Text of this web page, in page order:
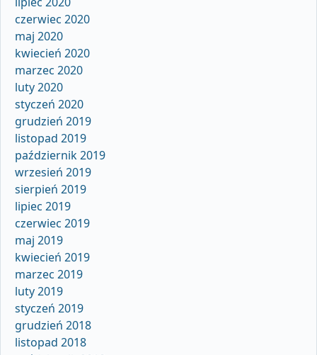
czerwiec 2020
maj 2020
kwiecień 2020
marzec 2020
luty 2020
styczeń 2020
grudzień 2019
listopad 2019
październik 2019
wrzesień 2019
sierpień 2019
lipiec 2019
czerwiec 2019
maj 2019
kwiecień 2019
marzec 2019
luty 2019
styczeń 2019
grudzień 2018
listopad 2018